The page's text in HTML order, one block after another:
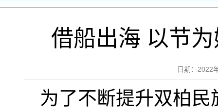
借船出海 以节
日期：
为了不断提升双柏